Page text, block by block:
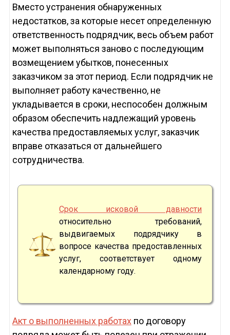
Вместо устранения обнаруженных
недостатков, за которые несет определенную
ответственность подрядчик, весь объем работ
может выполняться заново с последующим
возмещением убытков, понесенных
заказчиком за этот период. Если подрядчик не
выполняет работу качественно, не
укладывается в сроки, неспособен должным
образом обеспечить надлежащий уровень
качества предоставляемых услуг, заказчик
вправе отказаться от дальнейшего
сотрудничества.
Срок исковой давности
относительно требований,
выдвигаемых подрядчику в
вопросе качества предоставленных
услуг, соответствует одному
календарному году.
Акт о выполненных работахпо договору